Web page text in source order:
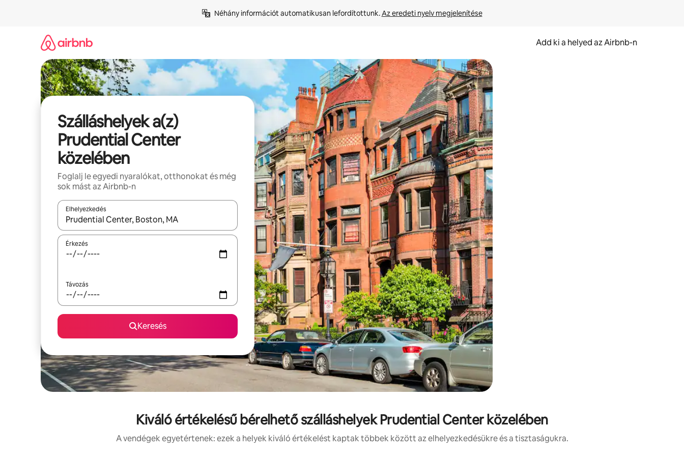
Néhány információt automatikusan lefordítottunk. Az eredeti nyelv megjelenítése
Add ki a helyed az Airbnb-n
Szálláshelyek a(z)
Prudential Center
közelében
Foglalj le egyedi nyaralókat, otthonokat és még
sok mást az Airbnb-n
Elhelyezkedés
Az eredmények között a felfelé és a lefelé nyíllal navigálhatsz, illetve érintő és lapozó mozdulatokkal is felfedezheted őket.
Érkezés
Távozás
Keresés
Kiváló értékelésű bérelhető szálláshelyek Prudential Center közelében
A vendégek egyetértenek: ezek a helyek kiváló értékelést kaptak többek között az elhelyezkedésükre és a tisztaságukra.